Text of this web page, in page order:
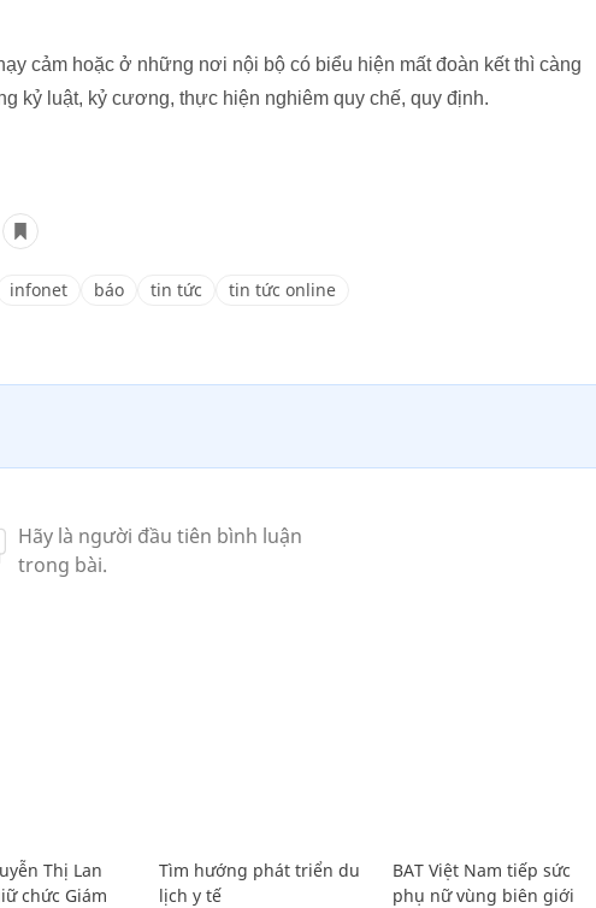
cảm hoặc ở những nơi nội bộ có biểu hiện mất đoàn kết thì càng
kỷ luật, kỷ cương, thực hiện nghiêm quy chế, quy định.
infonet báo tin tức tin tức online
Thị Lan
chức Giám
Tìm hướng phát triển du
lịch y tế
BAT Việt Nam tiếp sức
phụ nữ vùng biên giới